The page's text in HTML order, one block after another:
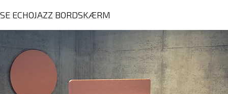
SE ECHOJAZZ BORDSKÆRM